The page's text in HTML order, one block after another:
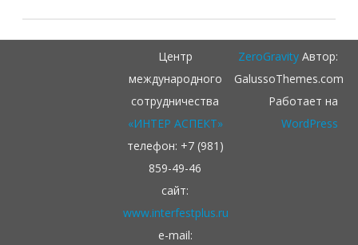
Центр
международного
сотрудничества
«ИНТЕР АСПЕКТ»
телефон: +7 (981)
859-49-46
сайт:
www.interfestplus.ru
e-mail:
ZeroGravityАвтор:
GalussoThemes.com
Работает на
WordPress